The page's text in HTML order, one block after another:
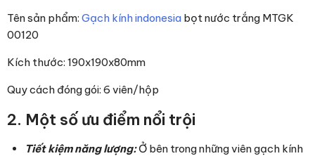
Tên sản phẩm: Gạch kính indonesia bọt nước trắng MTGK
00120
Kích thước: 190x190x80mm
Quy cách đóng gói: 6 viên/hộp
2. Một số ưu điểm nổi trội
Tiết kiệm năng lượng:Ở bên trong những viên gạch kính